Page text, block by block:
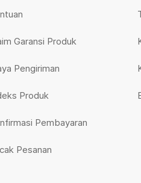
Garansi Produk
Pengiriman
Produk
Pembayaran
Pesanan